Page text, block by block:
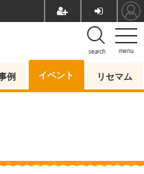
menu
search
例 イベント リセマム